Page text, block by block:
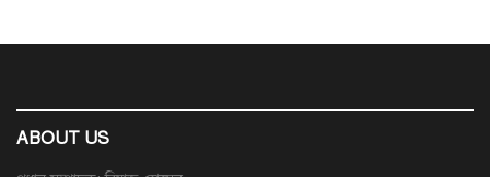
ABOUT US